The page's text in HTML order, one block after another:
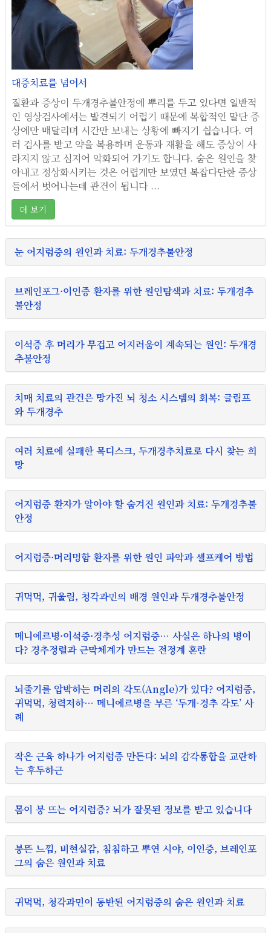
대증치료를 넘어서
질환과 증상이 두개경추불안정에 뿌리를 두고 있다면 일반적
인 영상검사에서는 발견되기 어렵기 때문에 복합적인 말단 증
상에만 매달리며 시간만 보내는 상황에 빠지기 쉽습니다. 여
러 검사를 받고 약을 복용하며 운동과 재활을 해도 증상이 사
라지지 않고 심지어 악화되어 가기도 합니다. 숨은 원인을 찾
아내고 정상화시키는 것은 어렵게만 보였던 복잡다단한 증상
들에서 벗어나는데 관건이 됩니다 ...
더 보기
눈 어지럼증의 원인과 치료: 두개경추불안정
브레인포그·이인증 환자를 위한 원인탐색과 치료: 두개경추
불안정
이석증 후 머리가 무겁고 어지러움이 계속되는 원인: 두개경
추불안정
치매 치료의 관건은 망가진 뇌 청소 시스템의 회복: 글림프
와 두개경추
여러 치료에 실패한 목디스크, 두개경추치료로 다시 찾는 희
망
어지럼증 환자가 알아야 할 숨겨진 원인과 치료: 두개경추불
안정
어지럼증·머리멍함 환자를 위한 원인 파악과 셀프케어 방법
귀먹먹, 귀울림, 청각과민의 배경 원인과 두개경추불안정
메니에르병·이석증·경추성 어지럼증… 사실은 하나의 병이
다? 경추정렬과 근막체계가 만드는 전정계 혼란
뇌줄기를 압박하는 머리의 각도(Angle)가 있다? 어지럼증,
귀먹먹, 청력저하… 메니에르병을 부른 ‘두개-경추 각도’ 사
례
작은 근육 하나가 어지럼증 만든다: 뇌의 감각통합을 교란하
는 후두하근
몸이 붕 뜨는 어지럼증? 뇌가 잘못된 정보를 받고 있습니다
붕뜬 느낌, 비현실감, 침침하고 뿌연 시야, 이인증, 브레인포
그의 숨은 원인과 치료
귀먹먹, 청각과민이 동반된 어지럼증의 숨은 원인과 치료